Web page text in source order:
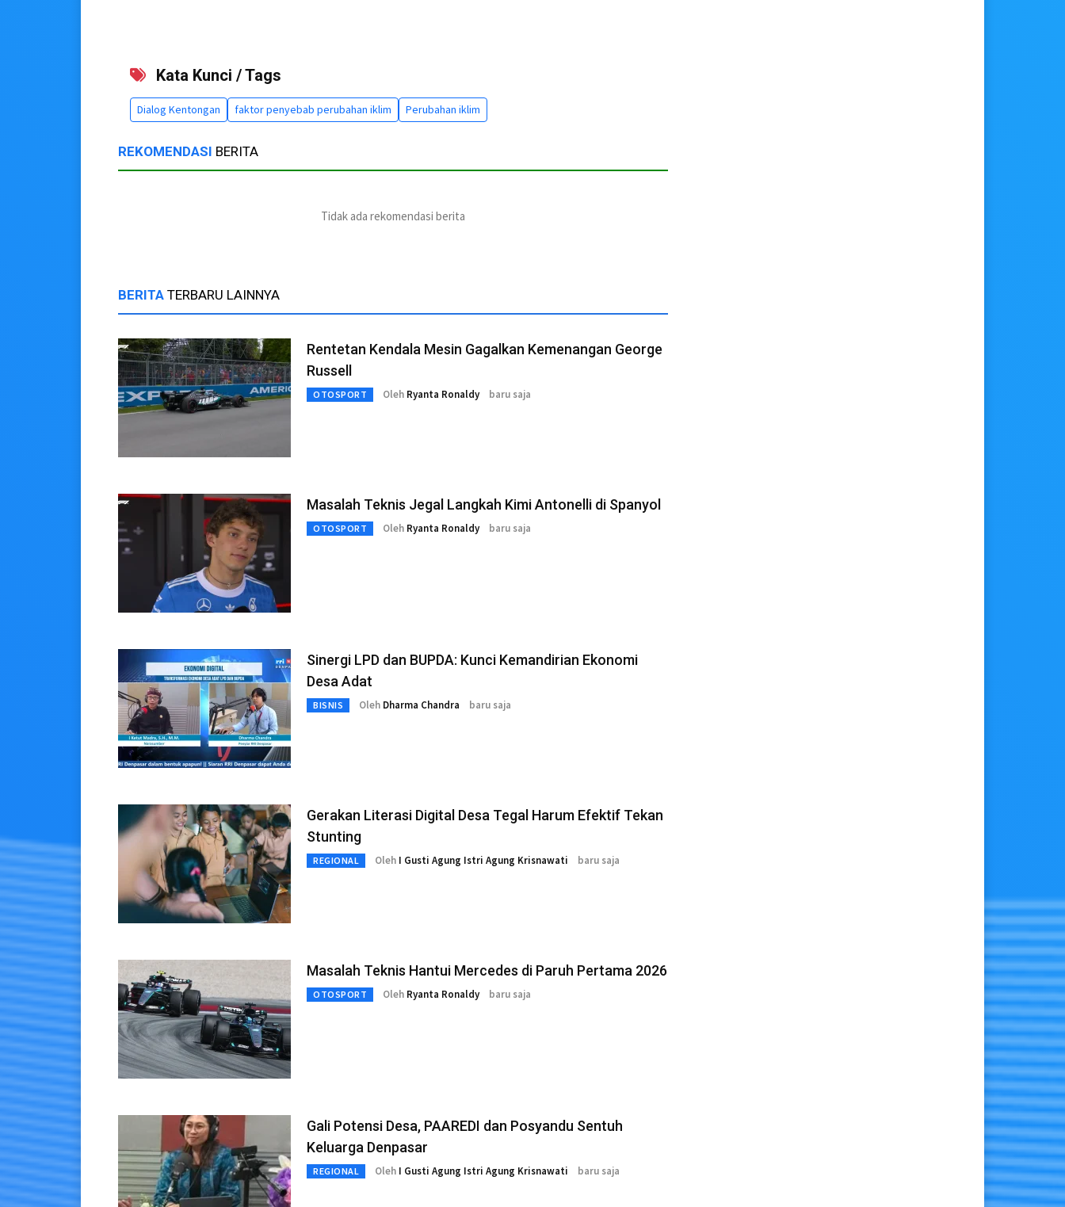
Kata Kunci / Tags
Dialog Kentongan faktor penyebab perubahan iklim Perubahan iklim
REKOMENDASI BERITA
Tidak ada rekomendasi berita
BERITA TERBARU LAINNYA
Rentetan Kendala Mesin Gagalkan Kemenangan George
Russell
OTOSPORT Oleh Ryanta Ronaldy baru saja
Masalah Teknis Jegal Langkah Kimi Antonelli di Spanyol
OTOSPORT Oleh Ryanta Ronaldy baru saja
Sinergi LPD dan BUPDA: Kunci Kemandirian Ekonomi
Desa Adat
BISNIS Oleh Dharma Chandra baru saja
Gerakan Literasi Digital Desa Tegal Harum Efektif Tekan
Stunting
REGIONAL Oleh I Gusti Agung Istri Agung Krisnawati baru saja
Masalah Teknis Hantui Mercedes di Paruh Pertama 2026
OTOSPORT Oleh Ryanta Ronaldy baru saja
Gali Potensi Desa, PAAREDI dan Posyandu Sentuh
Keluarga Denpasar
REGIONAL Oleh I Gusti Agung Istri Agung Krisnawati baru saja